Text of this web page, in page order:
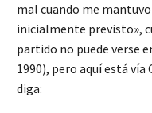
mal cuando me
inicialmente previsto»,
partido no puede verse
1990), pero aquí está vía
diga: